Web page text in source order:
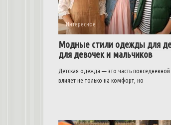
Интересное
Модные стили одежды для
для девочек и мальчиков
Детская одежда — это часть повседневной
влияет не только на комфорт, но